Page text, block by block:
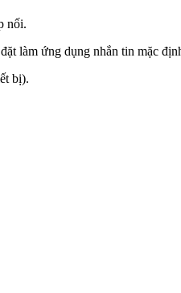
nối.
làm ứng dụng nhắn tin mặc
bị).